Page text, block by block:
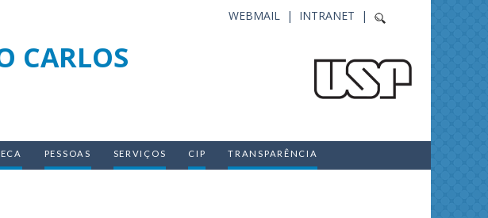
INTRANET |
WEBMAIL |
CARLOS
PESSOAS SERVIÇOS CIP TRANSPARÊNCIA